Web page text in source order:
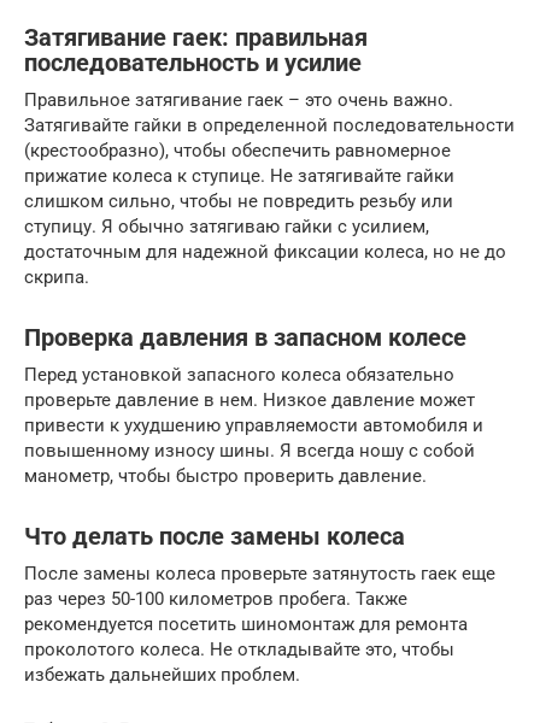
Затягивание гаек: правильная
последовательность и усилие
Правильное затягивание гаек – это очень важно.
Затягивайте гайки в определенной последовательности
(крестообразно), чтобы обеспечить равномерное
прижатие колеса к ступице. Не затягивайте гайки
слишком сильно, чтобы не повредить резьбу или
ступицу. Я обычно затягиваю гайки с усилием,
достаточным для надежной фиксации колеса, но не до
скрипа.
Проверка давления в запасном колесе
Перед установкой запасного колеса обязательно
проверьте давление в нем. Низкое давление может
привести к ухудшению управляемости автомобиля и
повышенному износу шины. Я всегда ношу с собой
манометр, чтобы быстро проверить давление.
Что делать после замены колеса
После замены колеса проверьте затянутость гаек еще
раз через 50-100 километров пробега. Также
рекомендуется посетить шиномонтаж для ремонта
проколотого колеса. Не откладывайте это, чтобы
избежать дальнейших проблем.